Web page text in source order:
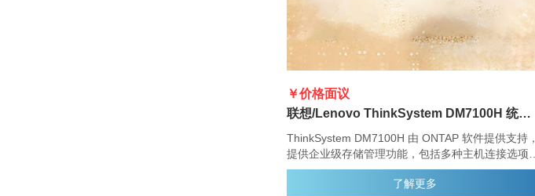
￥价格面议
联想/Lenovo ThinkSystem DM7100H 统一混合存储阵列
ThinkSystem DM7100H 由 ONTAP 软件提供支持，
提供企业级存储管理功能，包括多种主机连接选项、
灵活的驱动器配置和增强的数据管理功能。
了解更多